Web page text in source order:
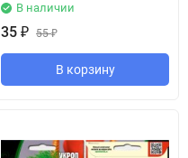
В наличии
35 ₽ 55₽
В корзину